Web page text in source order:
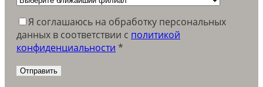
Я соглашаюсь на обработку персональных
данных в соответствии c политикой
конфиденциальности *